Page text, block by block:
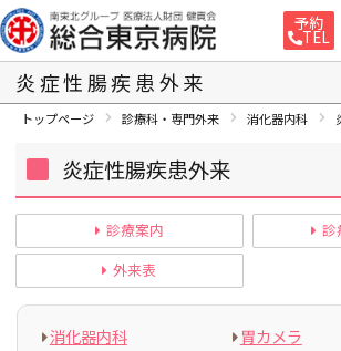
予約
TEL
炎症性腸疾患外来
トップページ 診療科・専門外来 消化器内科
炎症性腸疾患外来
診療案内
診
外来表
消化器内科
胃カメラ